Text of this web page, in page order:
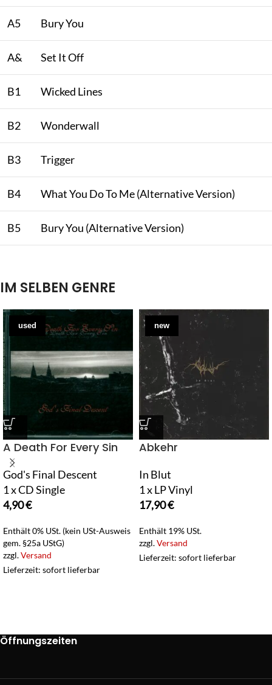
A5 Bury You
A& Set It Off
B1 Wicked Lines
B2 Wonderwall
B3 Trigger
B4 What You Do To Me (Alternative Version)
B5 Bury You (Alternative Version)
IM SELBEN GENRE
used
A Death For Every Sin
God's Final Descent
1 x CD Single
4,90€
Enthält 0% USt. (kein USt-Ausweis
gem. §25a UStG)
zzgl.Versand
Lieferzeit: sofort lieferbar
new
Abkehr
In Blut
1 x LP Vinyl
17,90€
Enthält 19% USt.
zzgl.Versand
Lieferzeit: sofort lieferbar
Öffnungszeiten